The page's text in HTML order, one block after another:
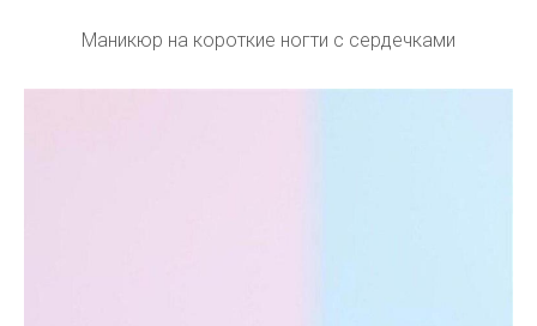
Маникюр на короткие ногти с сердечками